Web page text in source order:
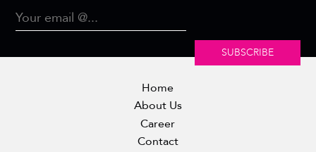
SUBSCRIBE
Home
About Us
Career
Contact